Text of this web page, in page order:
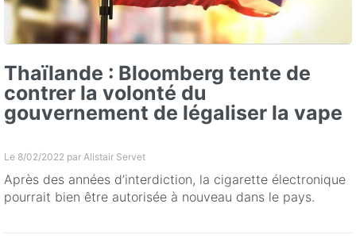
Thaïlande : Bloomberg tente de
contrer la volonté du
gouvernement de légaliser la vape
Le 8/02/2022 par Alistair Servet
Après des années d’interdiction, la cigarette électronique
pourrait bien être autorisée à nouveau dans le pays.